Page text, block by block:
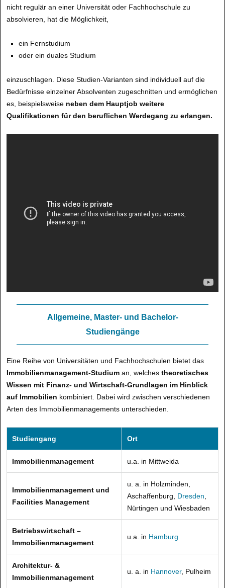
nicht regulär an einer Universität oder Fachhochschule zu
absolvieren, hat die Möglichkeit,
ein Fernstudium
oder ein duales Studium
einzuschlagen. Diese Studien-Varianten sind individuell auf die
Bedürfnisse einzelner Absolventen zugeschnitten und ermöglichen
es, beispielsweise neben dem Hauptjob weitere
Qualifikationen für den beruflichen Werdegang zu erlangen.
Allgemeine, Master- und Bachelor-
Studiengänge
Eine Reihe von Universitäten und Fachhochschulen bietet das
Immobilienmanagement-Studium an, welches theoretisches
Wissen mit Finanz- und Wirtschaft-Grundlagen im Hinblick
auf Immobilien kombiniert. Dabei wird zwischen verschiedenen
Arten des Immobilienmanagements unterschieden.
Studiengang Ort
Immobilienmanagement u.a. in Mittweida
Immobilienmanagement und
Facilities Management
u. a. in Holzminden,
Aschaffenburg, Dresden,
Nürtingen und Wiesbaden
Betriebswirtschaft –
Immobilienmanagement
u.a. in Hamburg
Architektur- &
Immobilienmanagement
u. a. in Hannover, Pulheim